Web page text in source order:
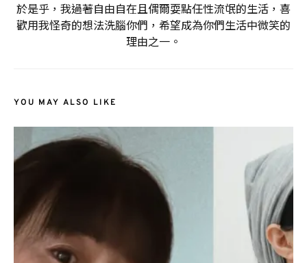
於是乎，我過著自由自在且偶爾耍點任性流氓的生活，喜
歡用我怪奇的想法洗腦你們，希望成為你們生活中微笑的
理由之一。
YOU MAY ALSO LIKE